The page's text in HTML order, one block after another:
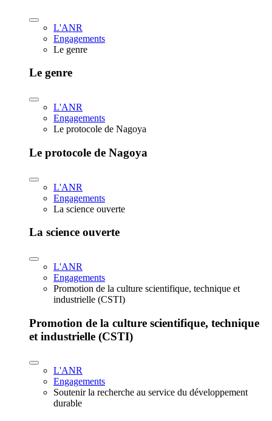
L'ANR
Engagements
Le genre
Le genre
L'ANR
Engagements
Le protocole de Nagoya
Le protocole de Nagoya
L'ANR
Engagements
La science ouverte
La science ouverte
L'ANR
Engagements
Promotion de la culture scientifique, technique et
industrielle (CSTI)
Promotion de la culture scientifique, technique
et industrielle (CSTI)
L'ANR
Engagements
Soutenir la recherche au service du développement
durable